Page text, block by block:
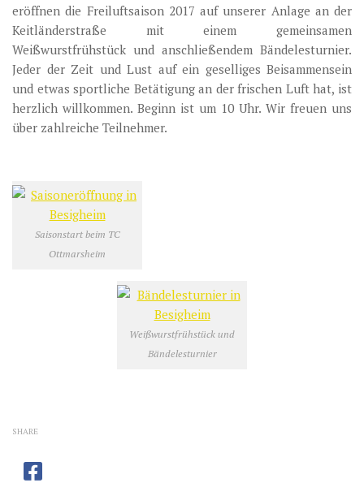
eröffnen die Freiluftsaison 2017 auf unserer Anlage an der
Keitländerstraße mit einem gemeinsamen
Weißwurstfrühstück und anschließendem Bändelesturnier.
Jeder der Zeit und Lust auf ein geselliges Beisammensein
und etwas sportliche Betätigung an der frischen Luft hat, ist
herzlich willkommen. Beginn ist um 10 Uhr. Wir freuen uns
über zahlreiche Teilnehmer.
Saisonstart beim TC
Ottmarsheim
Weißwurstfrühstück und
Bändelesturnier
SHARE